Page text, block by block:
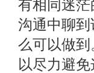
有相同迷
沟通中聊
么可以做
以尽力避